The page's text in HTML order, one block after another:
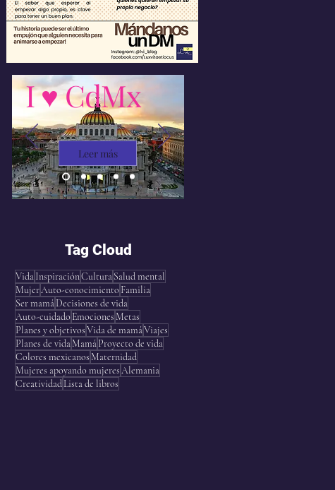
I ♥ CdMx
Leer más
Tag Cloud
VidaInspiraciónCulturaSalud mental
MujerAuto-conocimiento Familia
Ser mamáDecisiones de vida
Auto-cuidado Emociones Metas
Planes y objetivosVida de mamáViajes
Planes de vidaMamáProyecto de vida
Colores mexicanos Maternidad
Mujeres apoyando mujeresAlemania
CreatividadLista de libros